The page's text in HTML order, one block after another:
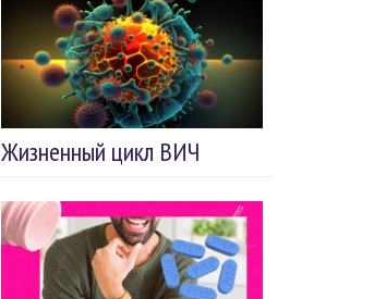
Жизненный цикл ВИЧ